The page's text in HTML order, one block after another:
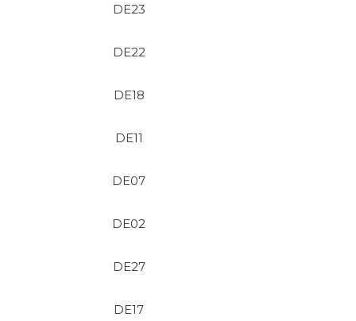
DE23
DE22
DE18
DE11
DE07
DE02
DE27
DE17